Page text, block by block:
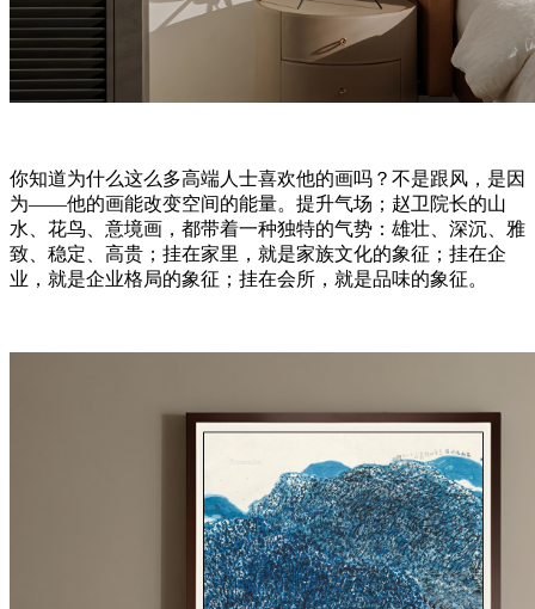
你知道为什么这么多高端人士喜欢他的画吗？不是跟风，是因
为——他的画能改变空间的能量。提升气场；赵卫院长的山
水、花鸟、意境画，都带着一种独特的气势：雄壮、深沉、雅
致、稳定、高贵；挂在家里，就是家族文化的象征；挂在企
业，就是企业格局的象征；挂在会所，就是品味的象征。